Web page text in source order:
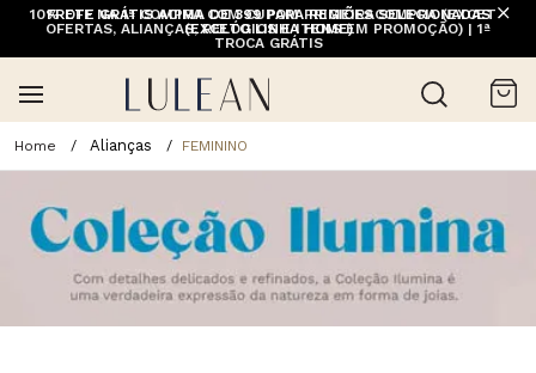
10% OFF NA 1ª COMPRA COM CUPOM PRIMEIRACOMPRA (EXCETO
OFERTAS, ALIANÇAS, RELÓGIOS E ITENS EM PROMOÇÃO) | 1ª
TROCA GRÁTIS
FRETE GRÁTIS ACIMA DE 399 PARA REGIÕES SELECIONADAS
(EXCETO LINHA HOME)
Alianças FEMININO